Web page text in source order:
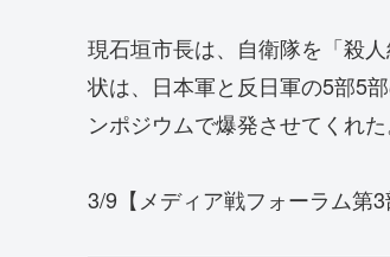
現石垣市長は、自衛隊を「殺
状は、日本軍と反日軍の5部5
ンポジウムで爆発させてくれた
3/9【メディア戦フォーラム